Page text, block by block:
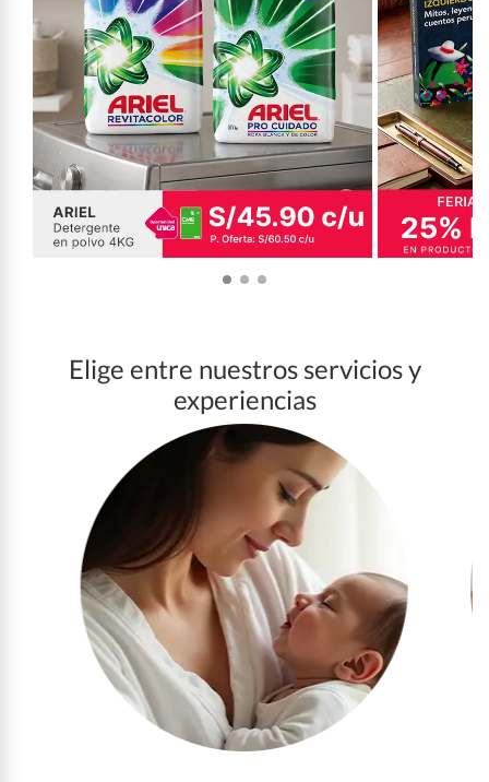
Elige entre nuestros servicios y
experiencias